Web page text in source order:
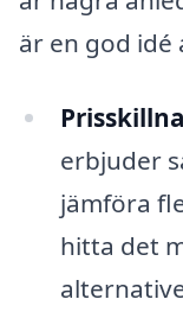
är en god
erbjuder
jämföra
hitta det